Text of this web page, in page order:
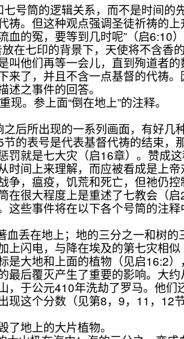
筒的逻辑关系，而不是时间的
祷。但这种观点强调圣徒祈祷的
血的冤，要等到几时呢”（启
在七印的背景下，天使将不含
叫他们再等一会儿，直到殉道者
来了，并且不含一点基督的代祷
之事件的回答。
。参上面“倒在地上”的注释。
后所出现的一系列画面，有好几种
表号是代表基督代祷的结束，
就是七大灾（启16章）。赞成
间上来理解，而应被看成是上
，瘟疫，饥荒和死亡，但祂仍
很大程度上是重述了七教会（
些事件将在以下各个号筒的注释
丢在地上；地的三分之一和树的
闪电，与降在埃及的第七灾相似
大地和上面的植物（见启16:2）
最后覆灭产生了重要的影响。大
，于公元410年洗劫了罗马。他们
这个分数（见第8，9，11，12
地上的大片植物。